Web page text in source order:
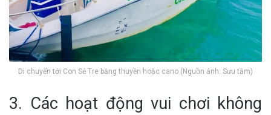
Di chuyển tới Con Sẻ Tre bằng thuyền hoặc cano (Nguồn ảnh: Sưu tầm)
3. Các hoạt động vui chơi không